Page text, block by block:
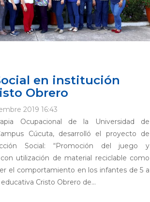
en institución
Obrero
2019 16:43
Ocupacional de la Universidad de
Cúcuta, desarrolló el proyecto de
Social: “Promoción del juego y
utilización de material reciclable como
el comportamiento en los infantes de 5 a
Cristo Obrero de...